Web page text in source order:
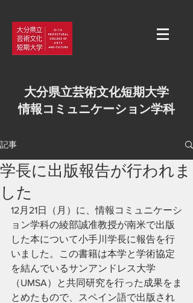
大分県立芸術文化短期大学
情報コミュニケーション学科
記事
学長に出版報告が行われま
した
12月21日（月）に、情報コミュニケーシ
ョン学科の綾部誠准教授が南米で出版
した本について小手川学長に報告を行
いました。この書籍は本学と学術協定
を結んでいるサンアンドレス大学
（UMSA）と共同研究を行った成果をま
とめたもので、スペイン語で出版され